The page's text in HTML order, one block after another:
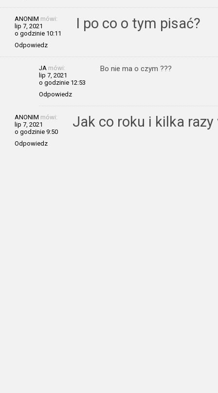
ANONIM mówi:
lip 7, 2021
o godzinie 10:11
Odpowiedz
I po co o tym pisać?
JA mówi:
lip 7, 2021
o godzinie 12:53
Odpowiedz
Bo nie ma o czym ???
ANONIM mówi:
lip 7, 2021
o godzinie 9:50
Odpowiedz
Jak co roku i kilka